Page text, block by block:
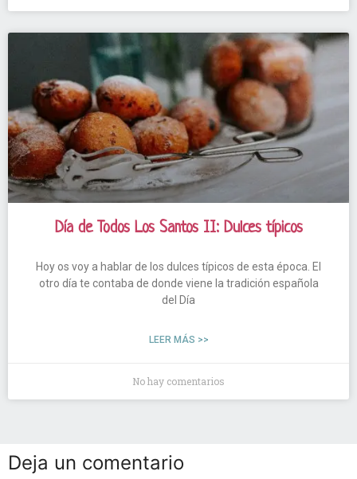
Día de Todos Los Santos II: Dulces típicos
Hoy os voy a hablar de los dulces típicos de esta época. El
otro día te contaba de donde viene la tradición española
del Día
LEER MÁS >>
No hay comentarios
Deja un comentario